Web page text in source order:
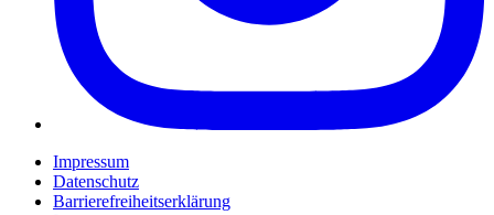
Impressum
Datenschutz
Barrierefreiheitserklärung